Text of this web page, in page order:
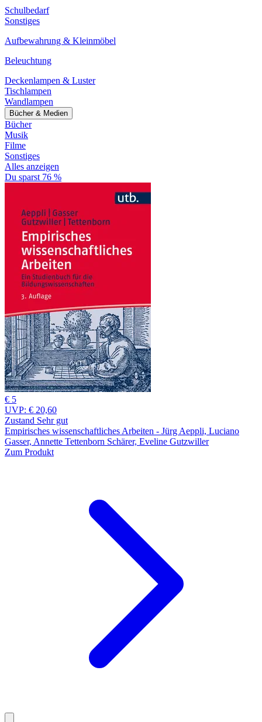
Schulbedarf
Sonstiges
Aufbewahrung & Kleinmöbel
Beleuchtung
Deckenlampen & Luster
Tischlampen
Wandlampen
Bücher & Medien
Bücher
Musik
Filme
Sonstiges
Alles anzeigen
Du sparst 76 %
€ 5
UVP: € 20,60
Zustand Sehr gut
Empirisches wissenschaftliches Arbeiten - Jürg Aeppli, Luciano
Gasser, Annette Tettenborn Schärer, Eveline Gutzwiller
Zum Produkt